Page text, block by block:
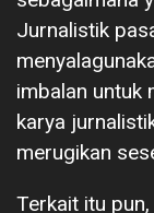
Jurnalistik
imbalan untuk
karya
merugikan
Terkait itu